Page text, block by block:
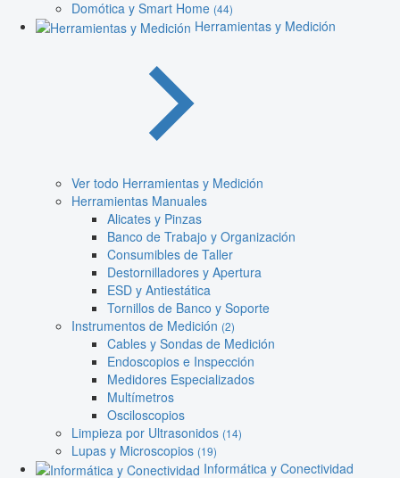
Domótica y Smart Home (44)
Herramientas y Medición
Ver todo Herramientas y Medición
Herramientas Manuales
Alicates y Pinzas
Banco de Trabajo y Organización
Consumibles de Taller
Destornilladores y Apertura
ESD y Antiestática
Tornillos de Banco y Soporte
Instrumentos de Medición (2)
Cables y Sondas de Medición
Endoscopios e Inspección
Medidores Especializados
Multímetros
Osciloscopios
Limpieza por Ultrasonidos (14)
Lupas y Microscopios (19)
Informática y Conectividad